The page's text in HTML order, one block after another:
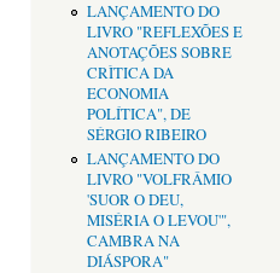
LANÇAMENTO DO
LIVRO "REFLEXÕES E
ANOTAÇÕES SOBRE
CRÌTICA DA
ECONOMIA
POLÍTICA", DE
SÉRGIO RIBEIRO
LANÇAMENTO DO
LIVRO "VOLFRÂMIO
'SUOR O DEU,
MISÉRIA O LEVOU'",
CAMBRA NA
DIÁSPORA"